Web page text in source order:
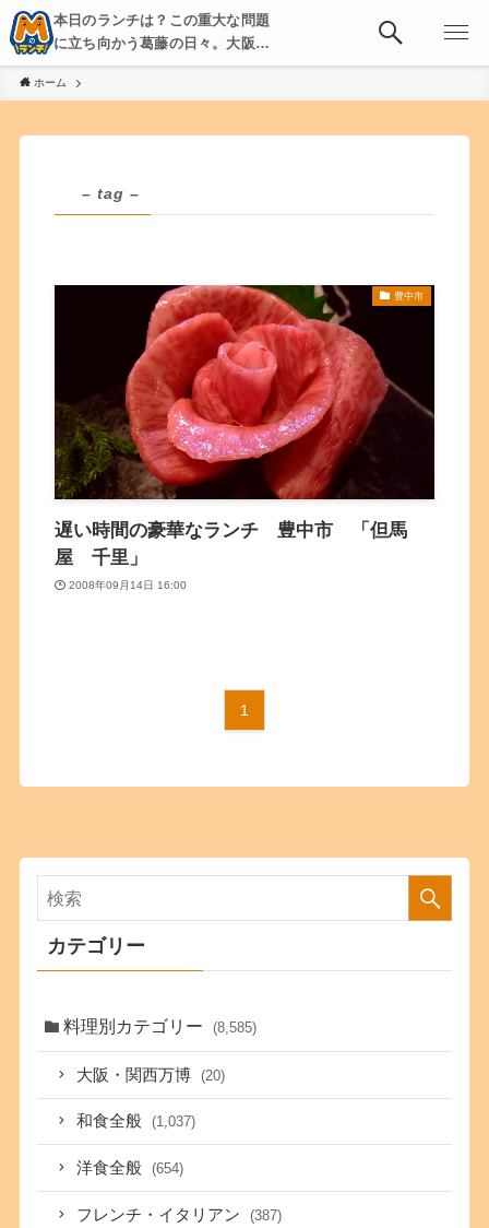
本日のランチは？この重大な問題
に立ち向かう葛藤の日々。大阪・
京都・神戸を中心とした食べ歩
き、飲み歩きを綴る。
ホーム
– tag –
豊中市
遅い時間の豪華なランチ 豊中市 「但馬
屋 千里」
2008年09月14日 16:00
1
カテゴリー
料理別カテゴリー (8,585)
大阪・関西万博 (20)
和食全般 (1,037)
洋食全般 (654)
フレンチ・イタリアン (387)